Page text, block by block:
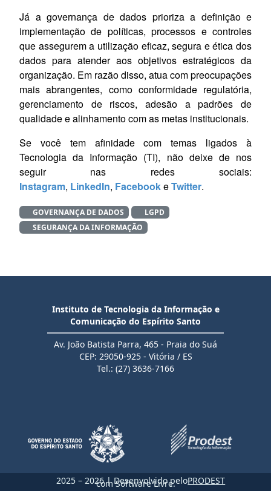
Já a governança de dados prioriza a definição e
implementação de políticas, processos e controles
que assegurem a utilização eficaz, segura e ética dos
dados para atender aos objetivos estratégicos da
organização. Em razão disso, atua com preocupações
mais abrangentes, como conformidade regulatória,
gerenciamento de riscos, adesão a padrões de
qualidade e alinhamento com as metas institucionais.
Se você tem afinidade com temas ligados à
Tecnologia da Informação (TI), não deixe de nos
seguir nas redes sociais:
Instagram, LinkedIn, FacebookeTwitter.
GOVERNANÇA DE DADOS
LGPD
SEGURANÇA DA INFORMAÇÃO
Instituto de Tecnologia da Informação e
Comunicação do Espírito Santo
Av. João Batista Parra, 465 - Praia do Suá
CEP: 29050-925 - Vitória / ES
Tel.: (27) 3636-7166
2025 – 2026 | Desenvolvido peloPRODEST
com Software Livre.